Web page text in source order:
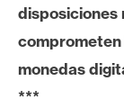
t
disposiciones
monedas
***